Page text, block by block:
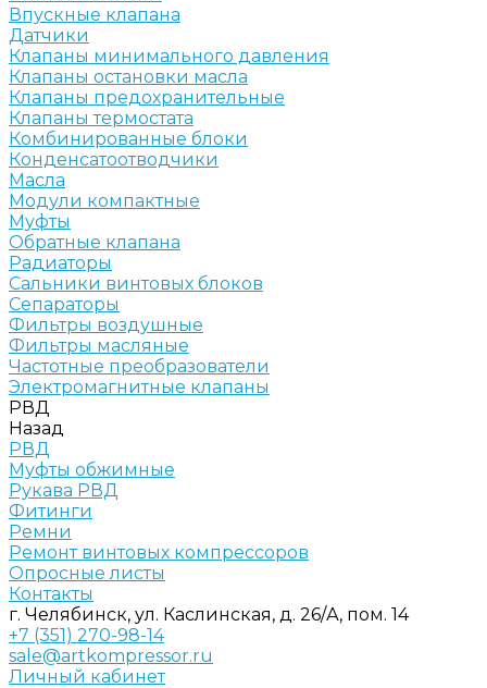
Впускные клапана
Датчики
Клапаны минимального давления
Клапаны остановки масла
Клапаны предохранительные
Клапаны термостата
Комбинированные блоки
Конденсатоотводчики
Масла
Модули компактные
Муфты
Обратные клапана
Радиаторы
Сальники винтовых блоков
Сепараторы
Фильтры воздушные
Фильтры масляные
Частотные преобразователи
Электромагнитные клапаны
РВД
Назад
РВД
Муфты обжимные
Рукава РВД
Фитинги
Ремни
Ремонт винтовых компрессоров
Опросные листы
Контакты
г. Челябинск, ул. Каслинская, д. 26/А, пом. 14
+7 (351) 270-98-14
sale@artkompressor.ru
Личный кабинет